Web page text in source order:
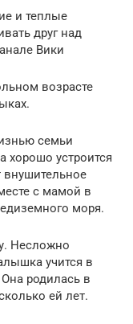
и теплые
друг над
Вики
возрасте
семьи
хорошо устроится
внушительное
с мамой в
моря.
Несложно
учится в
родилась в
ей лет.